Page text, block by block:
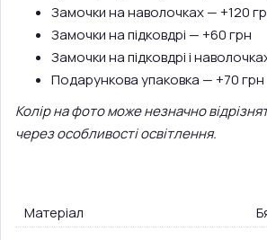
Замочки на наволочках — +120
Замочки на підковдрі — +60 грн
Замочки на підковдрі і
Подарункова упаковка — +70 грн
Колір на фото може незначно
через особливості освітлення.
Матеріал